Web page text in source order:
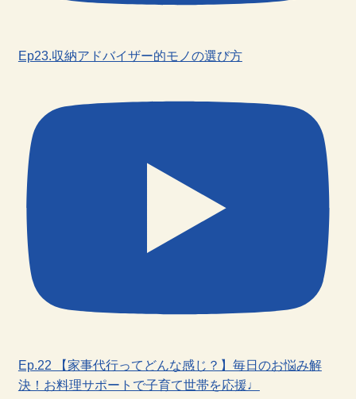
Ep23.収納アドバイザー的モノの選び方
Ep.22 【家事代行ってどんな感じ？】毎日のお悩み解
決！お料理サポートで子育て世帯を応援♩